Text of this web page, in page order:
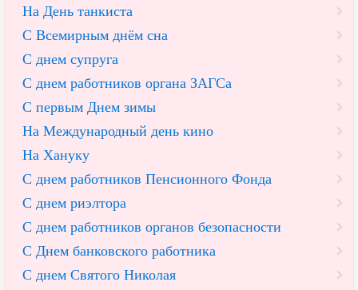
На День танкиста
С Всемирным днём сна
С днем супруга
С днем работников органа ЗАГСа
С первым Днем зимы
На Международный день кино
На Хануку
С днем работников Пенсионного Фонда
С днем риэлтора
С днем работников органов безопасности
С Днем банковского работника
С днем Святого Николая